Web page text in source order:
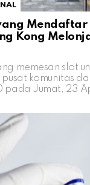
Mendaftar
Kong
memesan slot
komunitas
pada Jumat, 23